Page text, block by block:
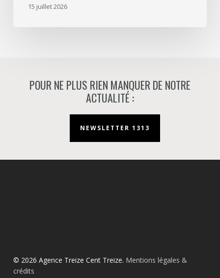
15 juillet 2026
POUR NE PLUS RIEN MANQUER DE NOTRE
ACTUALITÉ :
NEWSLETTER 1313
© 2026 Agence Treize Cent Treize. Mentions légales &
crédits